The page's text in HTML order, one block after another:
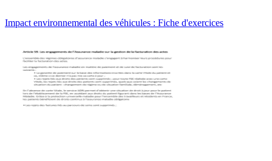
Impact environnemental des véhicules : Fiche d'exercices